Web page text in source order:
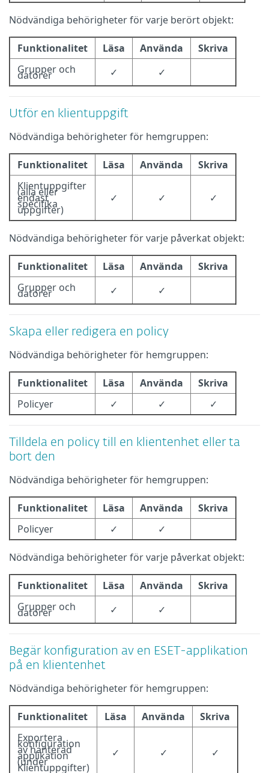
Nödvändiga behörigheter för varje berört objekt:
Funktionalitet Läsa Använda
Skriva
Grupper och
datorer ✓ ✓
Utför en klientuppgift
Nödvändiga behörigheter för hemgruppen:
Funktionalitet Läsa Använda
Skriva
Klientuppgifter
(alla eller
endast
specifika
uppgifter)
✓ ✓ ✓
Nödvändiga behörigheter för varje påverkat objekt:
Funktionalitet Läsa Använda
Skriva
Grupper och
datorer ✓ ✓
Skapa eller redigera en policy
Nödvändiga behörigheter för hemgruppen:
Funktionalitet Läsa Använda
Skriva
Policyer
✓ ✓ ✓
Tilldela en policy till en klientenhet eller ta
bort den
Nödvändiga behörigheter för hemgruppen:
Funktionalitet Läsa Använda
Skriva
Policyer
✓ ✓
Nödvändiga behörigheter för varje påverkat objekt:
Funktionalitet Läsa Använda
Skriva
Grupper och
datorer ✓ ✓
Begär konfiguration av en ESET-applikation
på en klientenhet
Nödvändiga behörigheter för hemgruppen:
Funktionalitet Läsa Använda
Skriva
Exportera
konfiguration
av hanterad
applikation
(under
Klientuppgifter)
✓ ✓ ✓